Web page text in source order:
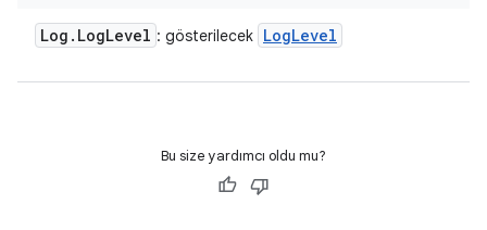
Log . LogLevel : gösterilecek LogLevel
Bu size yardımcı oldu mu?